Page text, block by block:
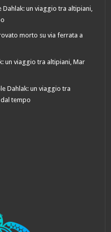
Dahlak: un viaggio tra altipiani,
morto su via ferrata a
un viaggio tra altipiani, Mar
Dahlak: un viaggio tra
tempo